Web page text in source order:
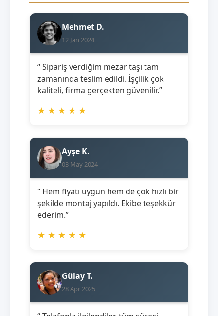
Mehmet D.
12 Jan 2024
“ Sipariş verdiğim mezar taşı tam
zamanında teslim edildi. İşçilik çok
kaliteli, firma gerçekten güvenilir.”
★ ★ ★ ★ ★
Ayşe K.
03 May 2024
“ Hem fiyatı uygun hem de çok hızlı bir
şekilde montaj yapıldı. Ekibe teşekkür
ederim.”
★ ★ ★ ★ ★
Gülay T.
28 Apr 2025